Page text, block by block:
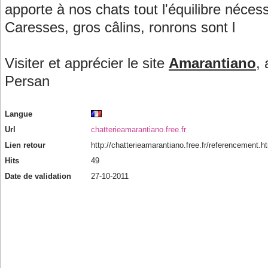
apporte à nos chats tout l'équilibre
Caresses, gros câlins, ronrons sont l
Visiter et apprécier le site Amarantiano,
Persan
Langue
Url
chatterieamarantiano.free.fr
Lien retour
http://chatterieamarantiano.free.fr/
Hits
49
Date de validation
27-10-2011